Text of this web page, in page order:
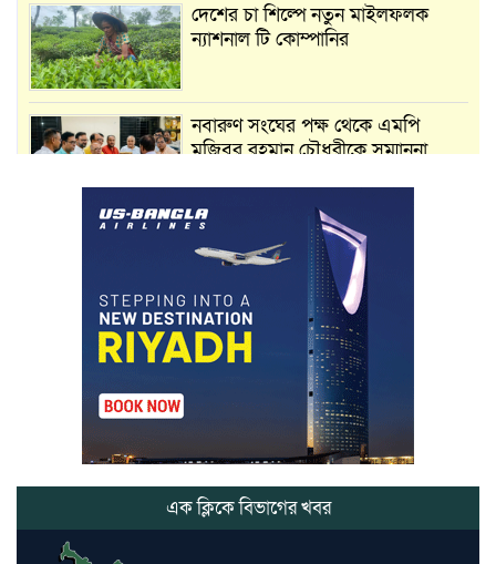
দেশের চা শিল্পে নতুন মাইলফলক
ন্যাশনাল টি কোম্পানির
নবারুণ সংঘের পক্ষ থেকে এমপি
মুজিবুর রহমান চৌধুরীকে সম্মাননা
মার্শাল আর্ট ক্লাব কাপে ‘জুসা মার্শাল
আর্ট’ এর সাফল্য, শ্রীমঙ্গলের আয়াত ও
আইরাহ ঝুলিতে ৪ পদক
লাউয়াছড়া জাতীয় উদ্যানের সিএমসি
হিসাবরক্ষক আবজালুল হকের
মৃত্যুতে,এলাকায় শোকের ছায়া
ভোলাগঞ্জ স্থলবন্দরে এলসি আটকে
হয়রানির অভিযোগ, বিএনপির সাবেক
সভাপতির
এক ক্লিকে বিভাগের খবর